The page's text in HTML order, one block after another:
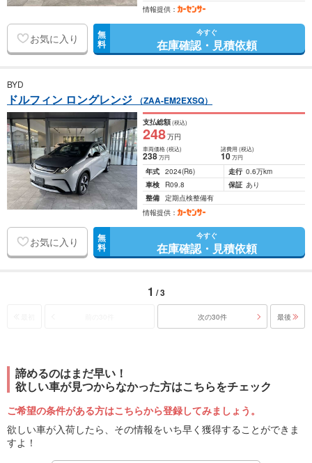
情報提供：
お気に入り 無
料
今すぐ
在庫確認・見積依頼
BYD
ドルフィン ロングレンジ （ZAA-EM2EXSQ）
支払総額(税込)
248万円
車両価格(税込)
238万円
諸費用 (税込)
10 万円
年式 2024(R6) 走行 0.6万km
車検
R09.8 保証 あり
整備 定期点検整備有
情報提供：
お気に入り 無
料
今すぐ
在庫確認・見積依頼
1 / 3
次の30件 最後
諦めるのはまだ早い！
欲しい車が見つからなかった方はこちらをチェック
ご希望の条件がある方はこちらから登録してみましょう。
欲しい車が入荷したら、その情報をいち早く獲得することができま
すよ！